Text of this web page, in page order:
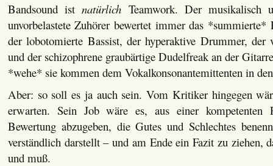
Bandsound istnatürlich Teamwork. Der musikalisch
unvorbelastete Zuhörer bewertet immer das *summierte*
der lobotomierte Bassist, der hyperaktive Drummer, der
und der schizophrene graubärtige Dudelfreak an der
*wehe* sie kommen dem Vokalkonsonantemittenten in
Aber: so soll es ja auch sein. Vom Kritiker hingegen
erwarten. Sein Job wäre es, aus einer kompetenten
Bewertung abzugeben, die Gutes und Schlechtes
verständlich darstellt – und am Ende ein Fazit zu ziehen,
und muß.